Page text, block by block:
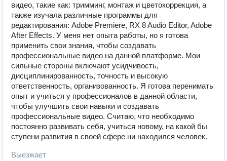
видео, такие как: тримминг, монтаж и цветокоррекция, а
также изучала различные программы для
редактирования: Adobe Premiere, RX 8 Audio Editor, Adobe
After Effects. У меня нет опыта работы, но я готова
применить свои знания, чтобы создавать
профессиональные видео на данной платформе. Мои
сильные стороны включают усидчивость,
дисциплинированность, точность и высокую
ответственность, организованность. Я готова перенимать
опыт и учиться у профессионалов в данной области,
чтобы улучшить свои навыки и создавать
профессиональные видео. Считаю, что необходимо
постоянно развивать себя, учиться новому, на какой бы
ступени развития в своей сфере ни находился человек.
Выезжает